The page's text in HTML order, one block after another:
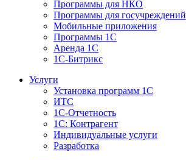
Программы для НКО
Программы для госучреждений
Мобильные приложения
Программы 1С
Аренда 1С
1С-Битрикс
Услуги
Установка программ 1С
ИТС
1С-Отчетность
1С: Контрагент
Индивидуальные услуги
Разработка